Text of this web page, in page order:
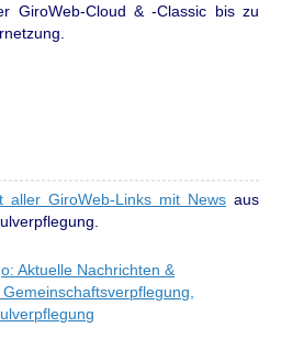
GiroWeb-Cloud & -Classic bis zu
aller GiroWeb-Links mit News aus